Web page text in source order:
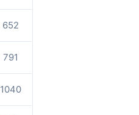
652
791
1040